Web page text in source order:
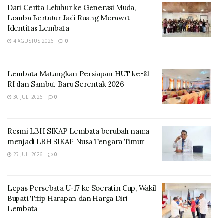
keberlanjutannya,” kata Yohanes.
Di tahun ajaran baru ini, kata Yohanes, bantuan
penunjang kegiatan belajar mengajar (KBM), menjadi
Guar sekaligus memudahkan guru dalam proses
pembelajaran.
Dari Cerita Leluhur ke Generasi Muda,
Lomba Bertutur Jadi Ruang Merawat
Identitas Lembata
4 AGUSTUS 2026 0
Lembata Matangkan Persiapan HUT ke-81
RI dan Sambut Baru Serentak 2026
30 JULI 2026 0
Resmi LBH SIKAP Lembata berubah nama
menjadi LBH SIKAP Nusa Tengara Timur
27 JULI 2026 0
Lepas Persebata U-17 ke Soeratin Cup, Wakil
Bupati Titip Harapan dan Harga Diri
Lembata